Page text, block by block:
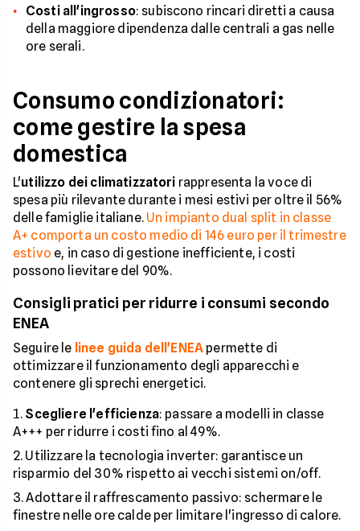
Costi all'ingrosso: subiscono rincari diretti a causa
della maggiore dipendenza dalle centrali a gas nelle
ore serali.
Consumo condizionatori:
come gestire la spesa
domestica
L'utilizzo dei climatizzatori rappresenta la voce di
spesa più rilevante durante i mesi estivi per oltre il 56%
delle famiglie italiane. Un impianto dual split in classe
A+ comporta un costo medio di 146 euro per il trimestre
estivo e, in caso di gestione inefficiente, i costi
possono lievitare del 90%.
Consigli pratici per ridurre i consumi secondo
ENEA
Seguire le linee guida dell'ENEA permette di
ottimizzare il funzionamento degli apparecchi e
contenere gli sprechi energetici.
Scegliere l'efficienza: passare a modelli in classe
A+++ per ridurre i costi fino al 49%.
Utilizzare la tecnologia inverter: garantisce un
risparmio del 30% rispetto ai vecchi sistemi on/off.
Adottare il raffrescamento passivo: schermare le
finestre nelle ore calde per limitare l'ingresso di calore.